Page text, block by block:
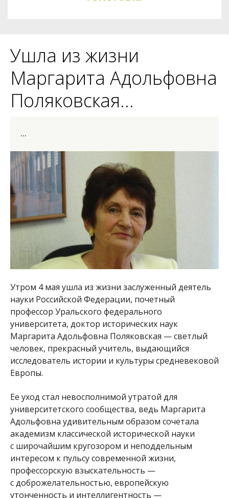
Ушла из жизни
Маргарита Адольфовна
Поляковская...
...
Утром 4 мая ушла из жизни заслуженный деятель
науки Российской Федерации, почетный
профессор Уральского федерального
университета, доктор исторических наук
Маргарита Адольфовна Поляковская — светлый
человек, прекрасный учитель, выдающийся
исследователь истории и культуры средневековой
Европы.
Ее уход стал невосполнимой утратой для
университетского сообщества, ведь Маргарита
Адольфовна удивительным образом сочетала
академизм классической исторической науки
с широчайшим кругозором и неподдельным
интересом к пульсу современной жизни,
профессорскую взыскательность —
с доброжелательностью, европейскую
утонченность и интеллигентность —